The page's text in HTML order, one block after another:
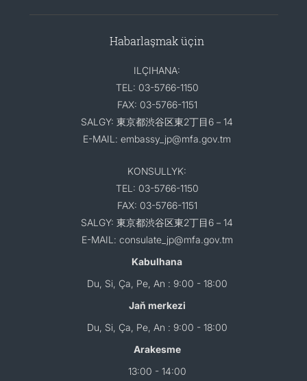
Habarlaşmak üçin
ILÇIHANA:
TEL: 03-5766-1150
FAX: 03-5766-1151
SALGY: 東京都渋谷区東2丁目6－14
E-MAIL: embassy_jp@mfa.gov.tm
KONSULLYK:
TEL: 03-5766-1150
FAX: 03-5766-1151
SALGY: 東京都渋谷区東2丁目6－14
E-MAIL: consulate_jp@mfa.gov.tm
Kabulhana
Du, Si, Ça, Pe, An : 9:00 - 18:00
Jaň merkezi
Du, Si, Ça, Pe, An : 9:00 - 18:00
Arakesme
13:00 - 14:00